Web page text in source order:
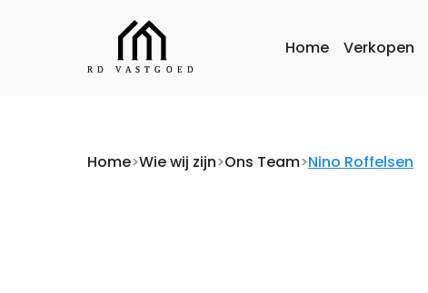
Home Verkopen
Home>Wie wij zijn>Ons Team>Nino Roffelsen